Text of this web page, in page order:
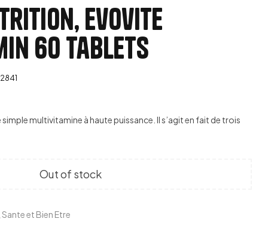
Evovite
60 Tablets
simple multivitamine à haute puissance. Il s’agit en fait de trois
Out of stock
Sante et Bien Etre